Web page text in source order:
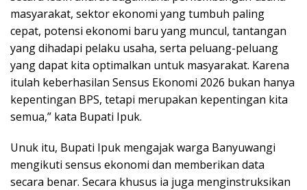
masyarakat, sektor ekonomi yang tumbuh paling
cepat, potensi ekonomi baru yang muncul, tantangan
yang dihadapi pelaku usaha, serta peluang-peluang
yang dapat kita optimalkan untuk masyarakat. Karena
itulah keberhasilan Sensus Ekonomi 2026 bukan hanya
kepentingan BPS, tetapi merupakan kepentingan kita
semua,” kata Bupati Ipuk.
Unuk itu, Bupati Ipuk mengajak warga Banyuwangi
mengikuti sensus ekonomi dan memberikan data
secara benar. Secara khusus ia juga menginstruksikan